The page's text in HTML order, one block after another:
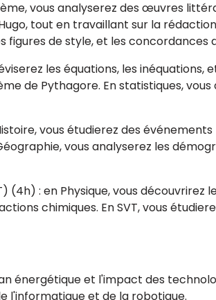
vous analyserez des œuvres
tout en travaillant sur la
figures de style, et les
les équations, les
de Pythagore. En statistiques,
vous étudierez des
vous analyserez les
(4h) : en Physique, vous
chimiques. En SVT, vous
énergétique et l'impact des
l'informatique et de la robotique.